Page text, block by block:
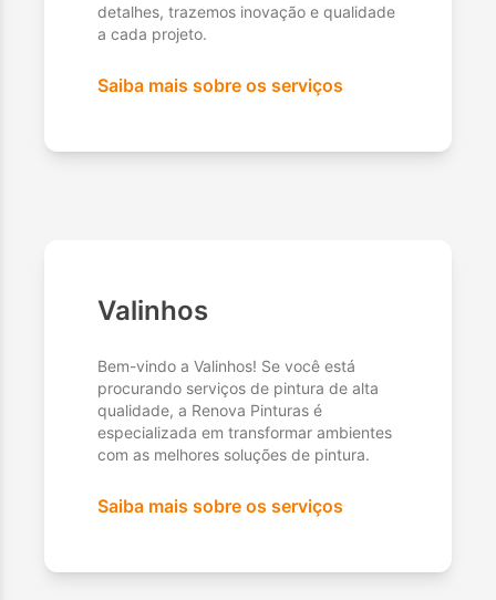
detalhes, trazemos inovação e qualidade
a cada projeto.
Saiba mais sobre os serviços
Valinhos
Bem-vindo a Valinhos! Se você está
procurando serviços de pintura de alta
qualidade, a Renova Pinturas é
especializada em transformar ambientes
com as melhores soluções de pintura.
Saiba mais sobre os serviços